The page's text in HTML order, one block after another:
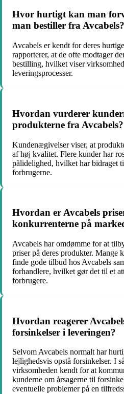
Hvor hurtigt kan man
man bestiller fra Avcabels?
Avcabels er kendt for deres
rapporterer, at de ofte modtager
bestilling, hvilket viser
leveringsprocesser.
Hvordan vurderer
produkterne fra Avcabels?
Kundenægivelser viser, at
af høj kvalitet. Flere kunder har
pålidelighed, hvilket har bidraget
forbrugerne.
Hvordan er Avcabels
konkurrenterne på
Avcabels har omdømme for at
priser på deres produkter. Mange
finde gode tilbud hos Avcabels
forhandlere, hvilket gør det til et
forbrugere.
Hvordan reagerer
forsinkelser i leveringen?
Selvom Avcabels normalt har
lejlighedsvis opstå forsinkelser. I
virksomheden kendt for at
kunderne om årsagerne til
eventuelle problemer på en